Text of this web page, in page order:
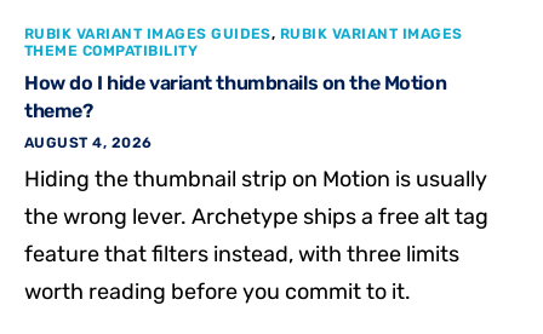
RUBIK VARIANT IMAGES GUIDES, RUBIK VARIANT IMAGES
THEME COMPATIBILITY
How do I hide variant thumbnails on the Motion
theme?
AUGUST 4, 2026
Hiding the thumbnail strip on Motion is usually
the wrong lever. Archetype ships a free alt tag
feature that filters instead, with three limits
worth reading before you commit to it.